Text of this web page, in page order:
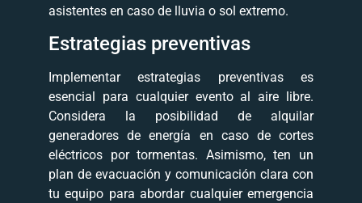
asistentes en caso de lluvia o sol extremo.
Estrategias preventivas
Implementar estrategias preventivas es
esencial para cualquier evento al aire libre.
Considera la posibilidad de alquilar
generadores de energía en caso de cortes
eléctricos por tormentas. Asimismo, ten un
plan de evacuación y comunicación clara con
tu equipo para abordar cualquier emergencia